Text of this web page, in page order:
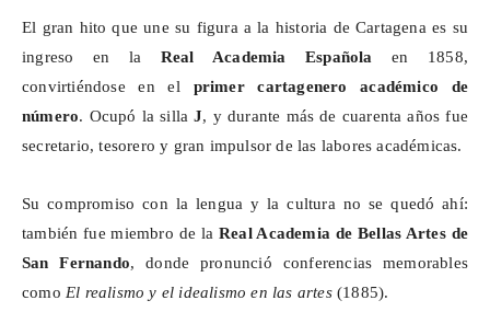
El gran hito que une su figura a la historia de Cartagena es su
ingreso en la Real Academia Española
en 1858,
convirtiéndose en el primer cartagenero académico de
número. Ocupó la sillaJ, y durante más de cuarenta años fue
secretario, tesorero y gran impulsor de las labores académicas.
Su compromiso con la lengua y la cultura no se quedó ahí:
también fue miembro de la Real Academia de Bellas Artes de
San Fernando, donde pronunció conferencias memorables
como El realismo y el idealismo en las artes(1885).